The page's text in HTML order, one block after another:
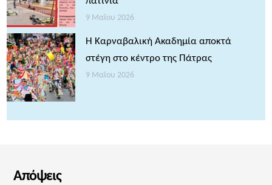
9 Μαΐου 2026
Η Καρναβαλική Ακαδημία αποκτά
στέγη στο κέντρο της Πάτρας
9 Μαΐου 2026
Απόψεις